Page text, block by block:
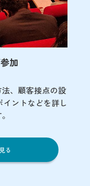
加
、顧客接点の設
イントなどを詳し
る